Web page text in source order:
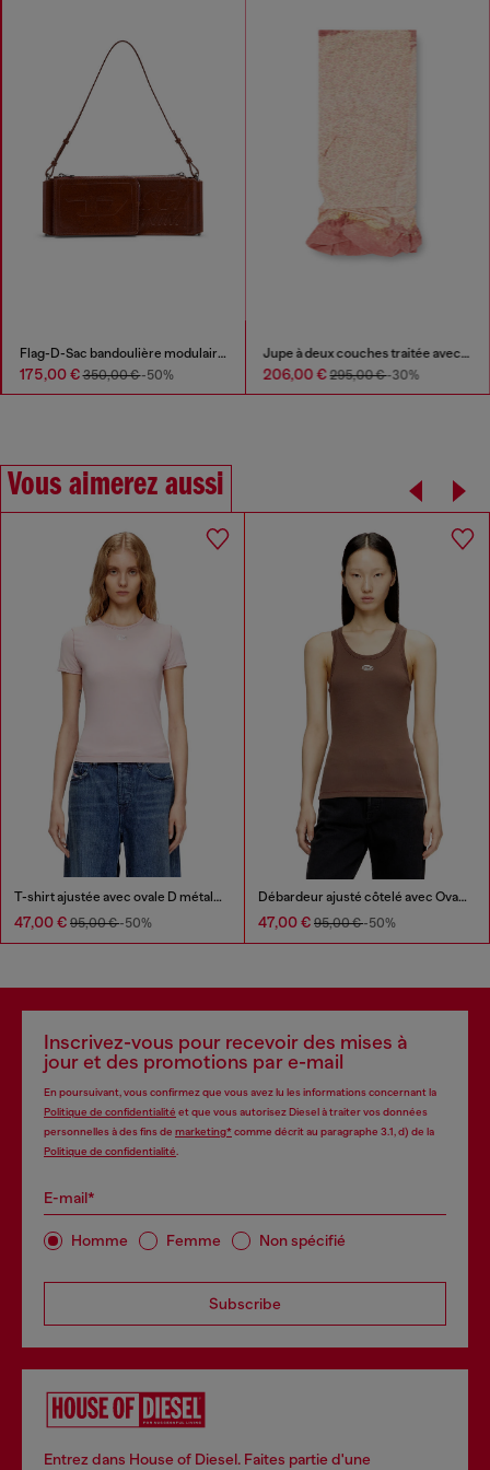
Flag-D-Sac bandoulière modulaire avec logo embossé
175,00 €350,00 €-50%
Jupe à deux couches traitée avec ourlet bouffant
206,00 €295,00 €-30%
Vous aimerez aussi
T-shirt ajustée avec ovale D métallique
47,00 € 95,00 €-50%
Débardeur ajusté côtelé avec Ovale D métallique
47,00 € 95,00 €-50%
Inscrivez-vous pour recevoir des mises à
jour et des promotions par e-mail
En poursuivant, vous confirmez que vous avez lu les informations concernant la
Politique de confidentialité et que vous autorisez Diesel à traiter vos données
personnelles à des fins de marketing*comme décrit au paragraphe 3.1, d) de la
Politique de confidentialité
E-mail*
Homme Femme Non spécifié
Subscribe
Entrez dans House of Diesel. Faites partie d'une